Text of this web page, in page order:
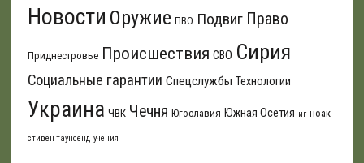
Новости Оружие ПВО Подвиг Право
Приднестровье Происшествия СВО Сирия
Социальные гарантии Спецслужбы Технологии
Украина ЧВК Чечня Югославия Южная Осетия иг ноак
стивен таунсенд учения